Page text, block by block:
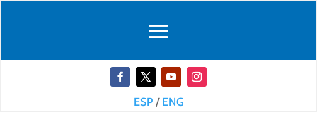
ESP/ ENG